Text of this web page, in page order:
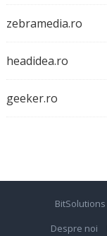
zebramedia.ro
headidea.ro
geeker.ro
BitSolutions
Despre noi